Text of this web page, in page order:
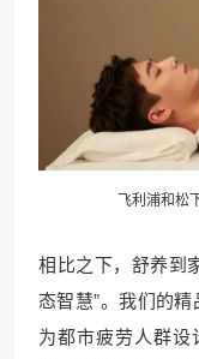
飞利浦和松
相比之下，舒养到
态智慧”。我们的
为都市疲劳人群